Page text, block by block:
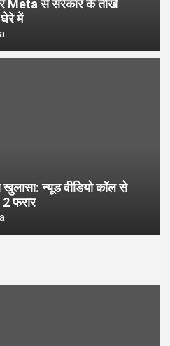
पर Meta से सरकार के तीखे
में
न्यूड वीडियो कॉल से
फरार